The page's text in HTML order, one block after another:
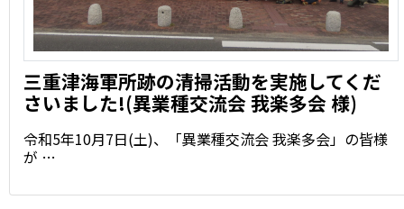
三重津海軍所跡の清掃活動を実施してくだ
さいました!(異業種交流会 我楽多会 様)
令和5年10月7日(土)、「異業種交流会 我楽多会」の皆様
が …